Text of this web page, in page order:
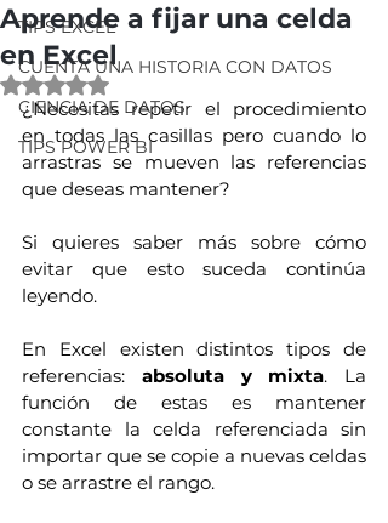
TIPS EXCEL
CUENTA UNA HISTORIA CON DATOS
CIENCIA DE DATOS
TIPS POWER BI
Aprende a fijar una celda
en Excel
Obtuvo NaN de 5 estrellas.
¿Necesitas repetir el procedimiento
en todas las casillas pero cuando lo
arrastras se mueven las referencias
que deseas mantener?
Si quieres saber más sobre cómo
evitar que esto suceda continúa
leyendo.
En Excel existen distintos tipos de
referencias: absoluta y mixta. La
función de estas es mantener
constante la celda referenciada sin
importar que se copie a nuevas celdas
o se arrastre el rango.